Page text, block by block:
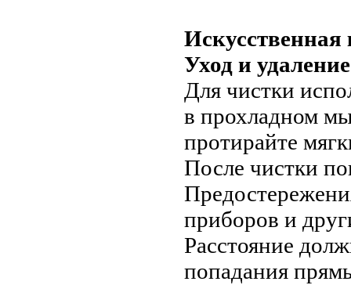
Искусственная
Уход и
Для чистки
в прохладном
протирайте
После чистки
приборов и
Расстояние
попадания